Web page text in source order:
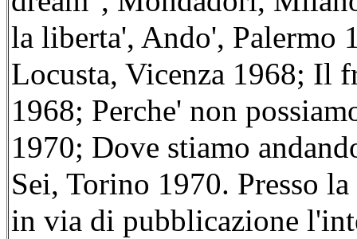
la liberta', Ando', Palermo
Locusta, Vicenza 1968; Il
1968; Perche' non
1970; Dove stiamo
Sei, Torino 1970. Presso
in via di pubblicazione